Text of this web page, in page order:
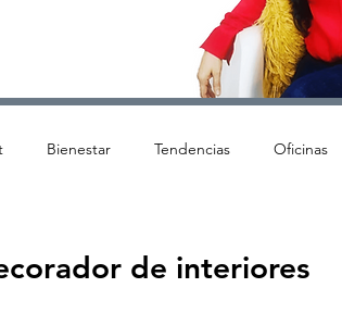
Bienestar Tendencias Oficinas
de interiores